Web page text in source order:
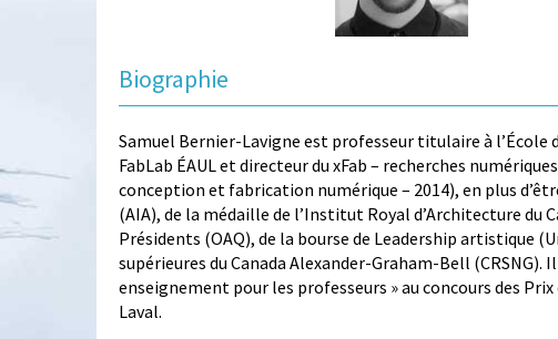
Biographie
Samuel Bernier-Lavigne est professeur titulaire à l’École
FabLab ÉAUL et directeur du xFab – recherches
conception et fabrication numérique – 2014), en plus
(AIA), de la médaille de l’Institut Royal d’Architecture du
Présidents (OAQ), de la bourse de Leadership artistique
supérieures du Canada Alexander-Graham-Bell
enseignement pour les professeurs » au concours des
Laval.